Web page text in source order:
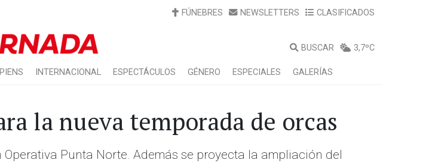
FÚNEBRES NEWSLETTERS CLASIFICADOS
BUSCAR 3,7ºC
INTERNACIONAL ESPECTÁCULOS GÉNERO ESPECIALES GALERÍAS
la nueva temporada de orcas
Punta Norte. Además se proyecta la ampliación del